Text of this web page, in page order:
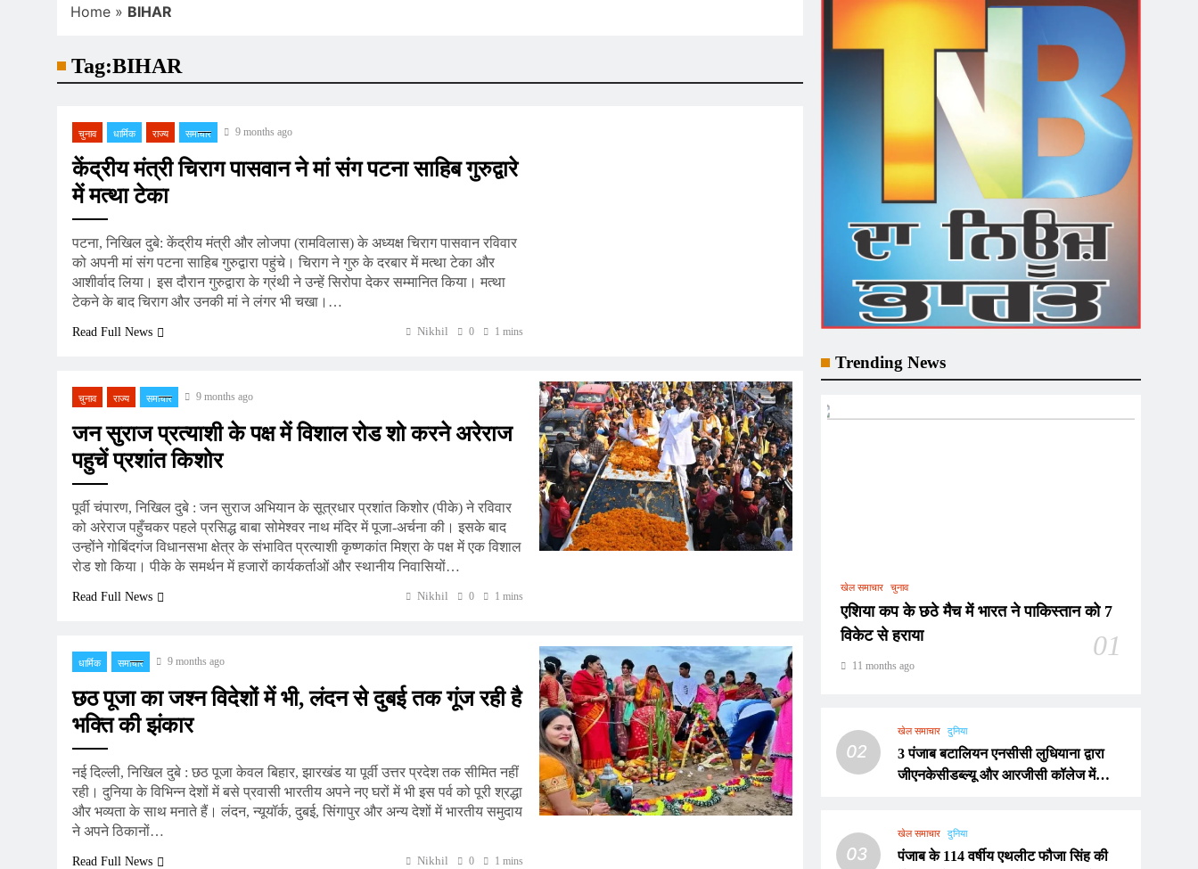
Home » BIHAR
Tag:BIHAR
चुनाव धार्मिक राज्य समाचार 9 months ago
केंद्रीय मंत्री चिराग पासवान ने मां संग पटना साहिब गुरुद्वारे
में मत्था टेका
पटना, निखिल दुबे: केंद्रीय मंत्री और लोजपा (रामविलास) के अध्यक्ष चिराग पासवान रविवार
को अपनी मां संग पटना साहिब गुरुद्वारा पहुंचे। चिराग ने गुरु के दरबार में मत्था टेका और
आशीर्वाद लिया। इस दौरान गुरुद्वारा के ग्रंथी ने उन्हें सिरोपा देकर सम्मानित किया। मत्था
टेकने के बाद चिराग और उनकी मां ने लंगर भी चखा।…
Read Full News Nikhil 0 1 mins
चुनाव राज्य समाचार 9 months ago
जन सुराज प्रत्याशी के पक्ष में विशाल रोड शो करने अरेराज
पहुचें प्रशांत किशोर
पूर्वी चंपारण, निखिल दुबे : जन सुराज अभियान के सूत्रधार प्रशांत किशोर (पीके) ने रविवार
को अरेराज पहुँचकर पहले प्रसिद्ध बाबा सोमेश्वर नाथ मंदिर में पूजा-अर्चना की। इसके बाद
उन्होंने गोबिंदगंज विधानसभा क्षेत्र के संभावित प्रत्याशी कृष्णकांत मिश्रा के पक्ष में एक विशाल
रोड शो किया। पीके के समर्थन में हजारों कार्यकर्ताओं और स्थानीय निवासियों…
Read Full News Nikhil 0 1 mins
धार्मिक समाचार 9 months ago
छठ पूजा का जश्न विदेशों में भी, लंदन से दुबई तक गूंज रही है
भक्ति की झंकार
नई दिल्ली, निखिल दुबे : छठ पूजा केवल बिहार, झारखंड या पूर्वी उत्तर प्रदेश तक सीमित नहीं
रही। दुनिया के विभिन्न देशों में बसे प्रवासी भारतीय अपने नए घरों में भी इस पर्व को पूरी श्रद्धा
और भव्यता के साथ मनाते हैं। लंदन, न्यूयॉर्क, दुबई, सिंगापुर और अन्य देशों में भारतीय समुदाय
ने अपने ठिकानों…
Read Full News Nikhil 0 1 mins
Trending News
खेल समाचार चुनाव
एशिया कप के छठे मैच में भारत ने पाकिस्तान को 7
विकेट से हराया
01
11 months ago
02
खेल समाचार दुनिया
3 पंजाब बटालियन एनसीसी लुधियाना द्वारा
जीएनकेसीडब्ल्यू और आरजीसी कॉलेज में
03
खेल समाचार दुनिया
पंजाब के 114 वर्षीय एथलीट फौजा सिंह की